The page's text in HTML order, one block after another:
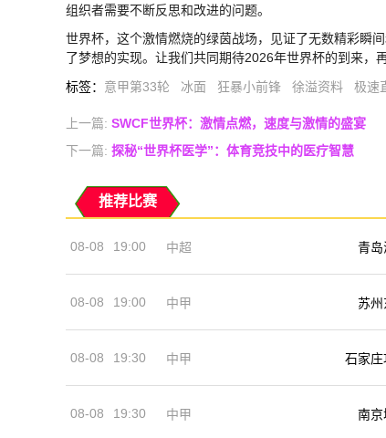
组织者需要不断反思和改进的问题。
世界杯，这个激情燃烧的绿茵战场，见证了无数精彩瞬
了梦想的实现。让我们共同期待2026年世界杯的到来，
标签： 意甲第33轮 冰面 狂暴小前锋 徐溢资料 极速
上一篇: SWCF世界杯：激情点燃，速度与激情的盛宴
下一篇: 探秘“世界杯医学”：体育竞技中的医疗智慧
推荐比赛
08-08 19:00 中超 青岛
08-08 19:00 中甲 苏州
08-08 19:30 中甲 石家庄
08-08 19:30 中甲 南京